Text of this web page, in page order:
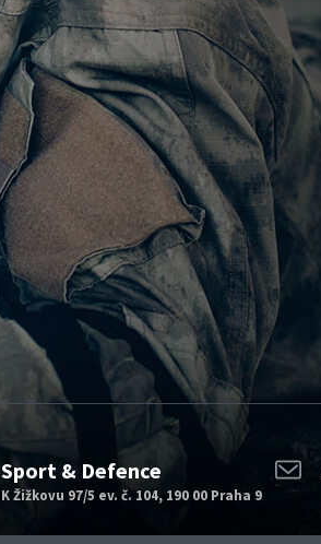
Sport & Defence
K Žižkovu 97/5 ev. č. 104, 190 00 Praha 9